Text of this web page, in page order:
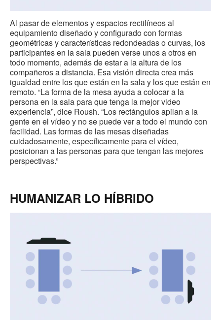
Al pasar de elementos y espacios rectilíneos al
equipamiento diseñado y configurado con formas
geométricas y características redondeadas o curvas, los
participantes en la sala pueden verse unos a otros en
todo momento, además de estar a la altura de los
compañeros a distancia. Esa visión directa crea más
igualdad entre los que están en la sala y los que están en
remoto. “La forma de la mesa ayuda a colocar a la
persona en la sala para que tenga la mejor video
experiencia”, dice Roush. “Los rectángulos apilan a la
gente en el vídeo y no se puede ver a todo el mundo con
facilidad. Las formas de las mesas diseñadas
cuidadosamente, específicamente para el vídeo,
posicionan a las personas para que tengan las mejores
perspectivas.”
HUMANIZAR LO HÍBRIDO